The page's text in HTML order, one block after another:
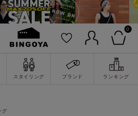
0
スタイリング ブランド ランキング
詳細検索